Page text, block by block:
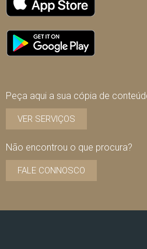
Peça aqui a sua cópia de
VER SERVIÇOS
Não encontrou o que procura?
FALE CONNOSCO